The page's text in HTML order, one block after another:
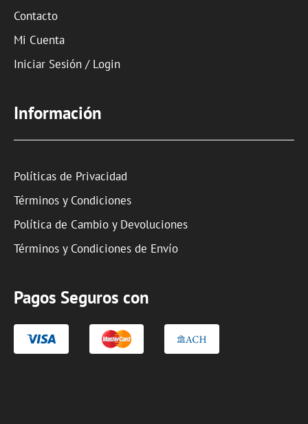
Contacto
Mi Cuenta
Iniciar Sesión / Login
Información
Políticas de Privacidad
Términos y Condiciones
Política de Cambio y Devoluciones
Términos y Condiciones de Envío
Pagos Seguros con